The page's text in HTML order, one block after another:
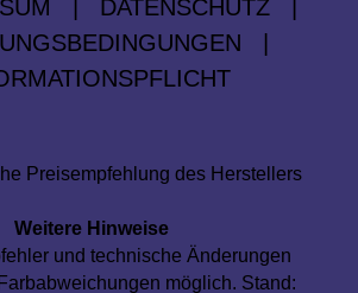
DATENSCHUTZ
Preisempfehlung des Herstellers
Weitere Hinweise
und technische Änderungen
möglich. Stand: